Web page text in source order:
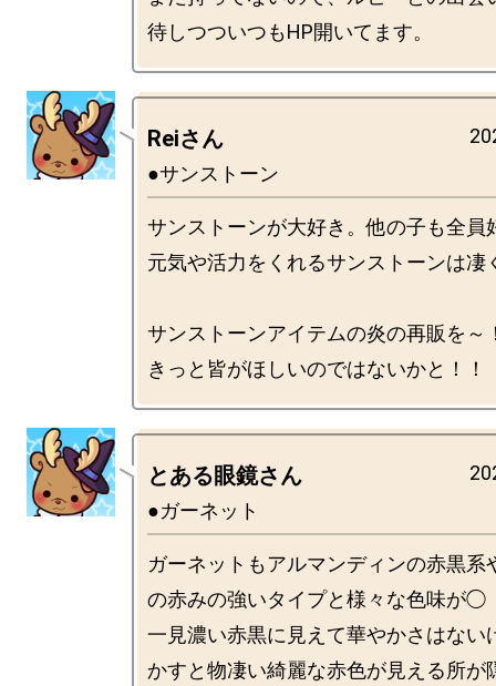
Reiさん
●サンストーン
サンストーンが大好き。他の子も全員
元気や活力をくれるサンストーンは凄
サンストーンアイテムの炎の再販を～
とある眼鏡さん
●ガーネット
ガーネットもアルマンディンの赤黒系
の赤みの強いタイプと様々な色味が◯
一見濃い赤黒に見えて華やかさはない
かすと物凄い綺麗な赤色が見える所が